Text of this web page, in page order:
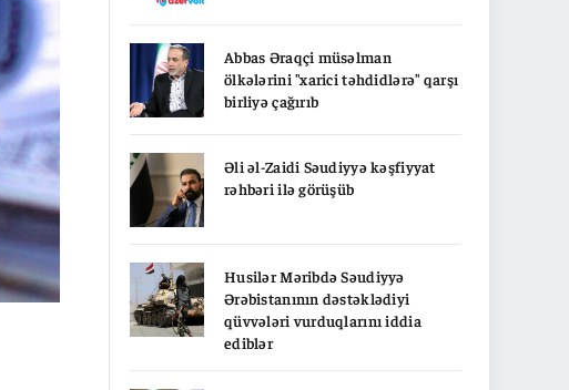
Abbas Əraqçi müsəlman
ölkələrini "xarici təhdidlərə" qarşı
birliyə çağırıb
Əli əl-Zaidi Səudiyyə kəşfiyyat
rəhbəri ilə görüşüb
Husilər Məribdə Səudiyyə
Ərəbistanının dəstəklədiyi
qüvvələri vurduqlarını iddia
ediblər